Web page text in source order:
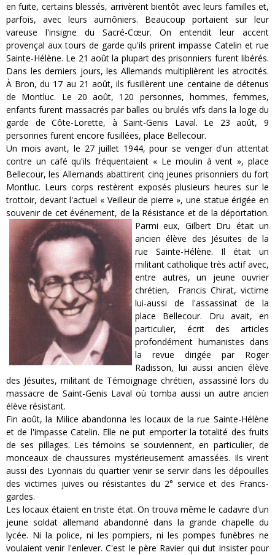
en fuite, certains blessés, arrivèrent bientôt avec leurs familles et,
parfois, avec leurs aumôniers. Beaucoup portaient sur leur
vareuse l'insigne du Sacré-Cœur. On entendit leur accent
provençal aux tours de garde qu'ils prirent impasse Catelin et rue
Sainte-Hélène. Le 21 août la plupart des prisonniers furent libérés.
Dans les derniers jours, les Allemands multiplièrent les atrocités.
À Bron, du 17 au 21 août, ils fusillèrent une centaine de détenus
de Montluc. Le 20 août, 120 personnes, hommes, femmes,
enfants furent massacrés par balles ou brulés vifs dans la loge du
garde de Côte-Lorette, à Saint-Genis Laval. Le 23 août, 9
personnes furent encore fusillées, place Bellecour.
Un mois avant, le 27 juillet 1944, pour se venger d'un attentat
contre un café qu'ils fréquentaient « Le moulin à vent », place
Bellecour, les Allemands abattirent cinq jeunes prisonniers du fort
Montluc. Leurs corps restèrent exposés plusieurs heures sur le
trottoir, devant l'actuel « Veilleur de pierre », une statue érigée en
souvenir de cet événement, de la Résistance et de la déportation.
Parmi eux, Gilbert Dru était un
ancien élève des Jésuites de la
rue Sainte-Hélène. Il était un
militant catholique très actif avec,
entre autres, un jeune ouvrier
chrétien, Francis Chirat, victime
lui-aussi de l'assassinat de la
place Bellecour. Dru avait, en
particulier, écrit des articles
profondément humanistes dans
la revue dirigée par Roger
Radisson, lui aussi ancien élève
des Jésuites, militant de Témoignage chrétien, assassiné lors du
massacre de Saint-Genis Laval où tomba aussi un autre ancien
élève résistant.
Fin août, la Milice abandonna les locaux de la rue Sainte-Hélène
et de l'impasse Catelin. Elle ne put emporter la totalité des fruits
de ses pillages. Les témoins se souviennent, en particulier, de
monceaux de chaussures mystérieusement amassées. Ils virent
aussi des Lyonnais du quartier venir se servir dans les dépouilles
des victimes juives ou résistantes du 2° service et des Francs-
gardes.
Les locaux étaient en triste état. On trouva même le cadavre d'un
jeune soldat allemand abandonné dans la grande chapelle du
lycée. Ni la police, ni les pompiers, ni les pompes funèbres ne
voulaient venir l'enlever. C'est le père Ravier qui dut insister pour